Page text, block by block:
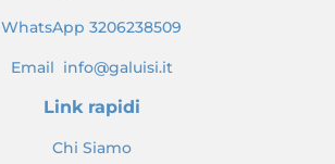
WhatsApp 3206238509
Email info@galuisi.it
Link rapidi
Chi Siamo